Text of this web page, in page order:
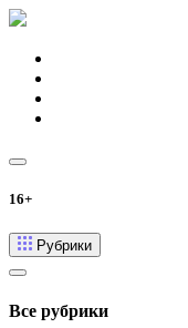
16+
Рубрики
Все рубрики